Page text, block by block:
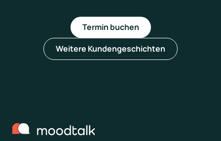
Termin buchen
Weitere Kundengeschichten